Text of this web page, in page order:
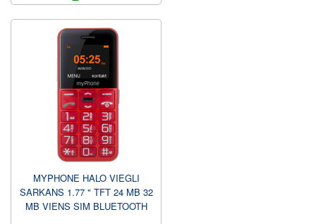
MYPHONE HALO VIEGLI
SARKANS 1.77 " TFT 24 MB 32
MB VIENS SIM BLUETOOTH